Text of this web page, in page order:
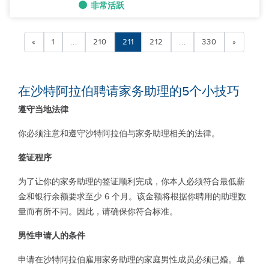
非常活跃
« 1 ... 210 211 212 ... 330 »
在沙特阿拉伯聘请家务助理的5个小技巧
遵守当地法律
你必须注意和遵守沙特阿拉伯与家务助理相关的法律。
签证程序
为了让你的家务助理的签证顺利完成，你本人必须符合最低薪
金和银行余额要求至少 6 个月。该金额将根据你聘用的助理数
量而有所不同。因此，请确保你符合标准。
男性申请人的条件
申请在沙特阿拉伯雇用家务助理的家庭男性成员必须已婚。单